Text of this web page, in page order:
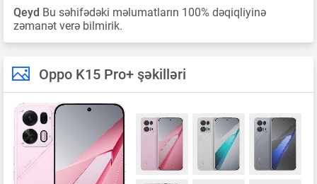
Qeyd Bu səhifədəki məlumatların 100% dəqiqliyinə
zəmanət verə bilmirik.
Oppo K15 Pro+ şəkilləri